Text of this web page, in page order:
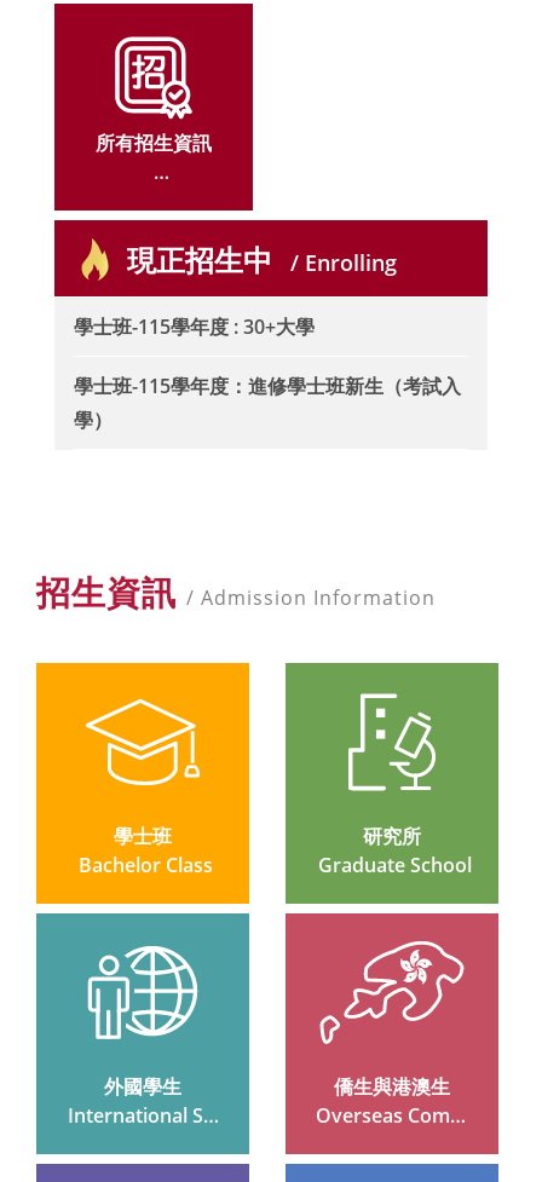
所有招生資訊
N
現正招生中 / Enrolling
學士班-115學年度 : 30+大學
學士班-115學年度：進修學士班新生（考試入
學）
招生資訊 / Admission Information
學士班
Bachelor Class
研究所
Graduate School
外國學生
International Stu
僑生與港澳生
Overseas Compa